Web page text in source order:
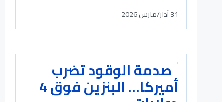
31 آذار/مارس 2026
صدمة الوقود تضرب
أميركا… البنزين فوق 4